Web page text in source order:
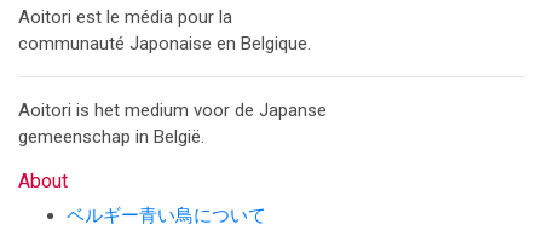
Aoitori est le média pour la
communauté Japonaise en Belgique.
Aoitori is het medium voor de Japanse
gemeenschap in België.
About
ベルギー青い鳥について